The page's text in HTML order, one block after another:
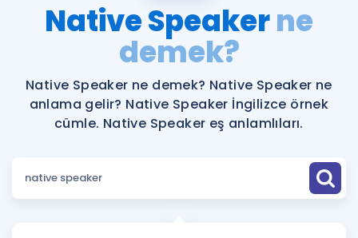
Şifremi Hatırlamıyorum
Katılımcı Görüşleri
Faydalı Araçlar
Ücretsiz Kaynaklar
Puan Hesaplama
İngilizce Gramer
Native Speakerne
demek?
Native Speaker ne demek? Native Speaker ne
anlama gelir? Native Speaker İngilizce örnek
cümle. Native Speaker eş anlamlıları.